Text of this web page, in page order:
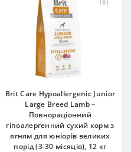
Brit Care Hypoallergenic Junior
Large Breed Lamb –
Повнораціонний
гіпоалергенний сухий корм з
ягням для юніорів великих
порід (3-30 місяців), 12 кг